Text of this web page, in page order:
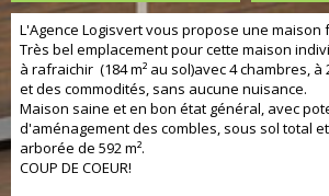
L'Agence Logisvert vous propose une maison
Très bel emplacement pour cette maison
à rafraichir (184 m² au sol)avec 4 chambres,
et des commodités, sans aucune nuisance.
Maison saine et en bon état général, avec
d'aménagement des combles, sous sol total
arborée de 592 m².
COUP DE COEUR!